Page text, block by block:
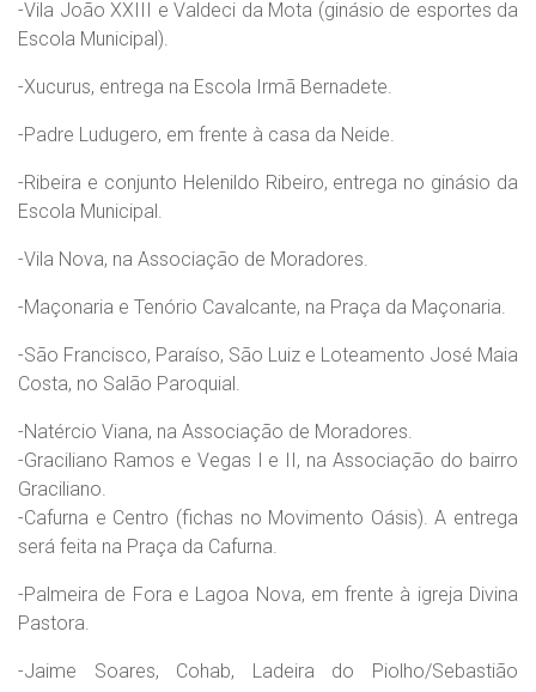
-Vila João XXIII e Valdeci da Mota (ginásio de esportes da
Escola Municipal).
-Xucurus, entrega na Escola Irmã Bernadete.
-Padre Ludugero, em frente à casa da Neide.
-Ribeira e conjunto Helenildo Ribeiro, entrega no ginásio da
Escola Municipal.
-Vila Nova, na Associação de Moradores.
-Maçonaria e Tenório Cavalcante, na Praça da Maçonaria.
-São Francisco, Paraíso, São Luiz e Loteamento José Maia
Costa, no Salão Paroquial.
-Natércio Viana, na Associação de Moradores.
-Graciliano Ramos e Vegas I e II, na Associação do bairro
Graciliano.
-Cafurna e Centro (fichas no Movimento Oásis). A entrega
será feita na Praça da Cafurna.
-Palmeira de Fora e Lagoa Nova, em frente à igreja Divina
Pastora.
-Jaime Soares, Cohab, Ladeira do Piolho/Sebastião